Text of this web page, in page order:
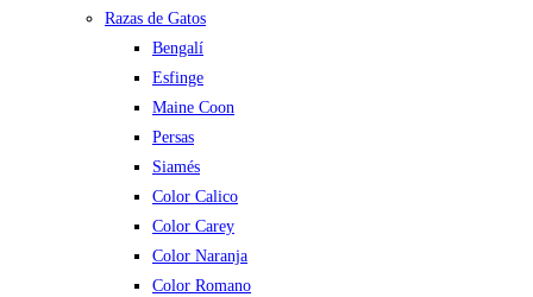
Razas de Gatos
Bengalí
Esfinge
Maine Coon
Persas
Siamés
Color Calico
Color Carey
Color Naranja
Color Romano